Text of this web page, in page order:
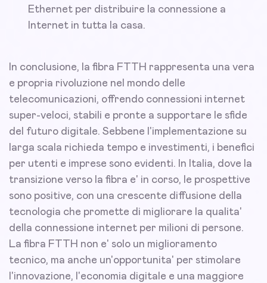
Ethernet per distribuire la connessione a
Internet in tutta la casa.
In conclusione, la fibra FTTH rappresenta una vera
e propria rivoluzione nel mondo delle
telecomunicazioni, offrendo connessioni internet
super-veloci, stabili e pronte a supportare le sfide
del futuro digitale. Sebbene l'implementazione su
larga scala richieda tempo e investimenti, i benefici
per utenti e imprese sono evidenti. In Italia, dove la
transizione verso la fibra e' in corso, le prospettive
sono positive, con una crescente diffusione della
tecnologia che promette di migliorare la qualita'
della connessione internet per milioni di persone.
La fibra FTTH non e' solo un miglioramento
tecnico, ma anche un'opportunita' per stimolare
l'innovazione, l'economia digitale e una maggiore